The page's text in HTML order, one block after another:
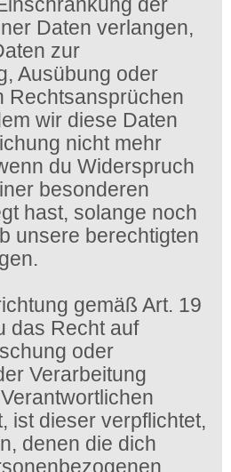
der
Daten verlangen,
zur
Ausübung oder
Rechtsansprüchen
wir diese Daten
nicht mehr
du Widerspruch
besonderen
hast, solange noch
unsere berechtigten
gemäß Art. 19
das Recht auf
oder
Verarbeitung
ist dieser verpflichtet,
denen die dich